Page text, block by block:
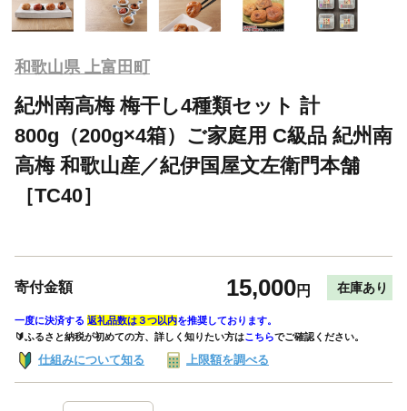
和歌山県 上富田町
紀州南高梅 梅干し4種類セット 計
800g（200g×4箱）ご家庭用 C級品 紀州南
高梅 和歌山産／紀伊国屋文左衛門本舗
［TC40］
寄付金額 15,000円 在庫あり
一度に決済する 返礼品数は３つ以内を推奨しております。
🔰ふるさと納税が初めての方、詳しく知りたい方はこちらでご確認ください。
仕組みについて知る 上限額を調べる